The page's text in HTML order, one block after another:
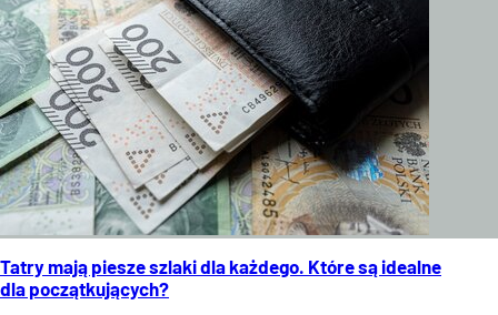
Tatry mają piesze szlaki dla każdego. Które są idealne
dla początkujących?